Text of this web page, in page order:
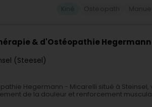
& d'Ostéopathie Hegermann
(Steesel)
Hegermann - Micarelli situé à Steinsel,
de la douleur et renforcement